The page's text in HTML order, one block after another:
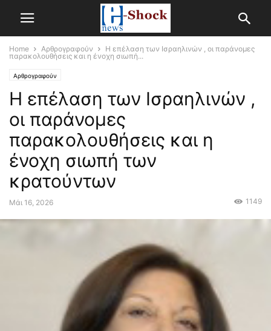
Home Αρθρογραφούν
Η επέλαση των Ισραηλινών , οι παράνομες
παρακολουθήσεις και η ένοχη σιωπή...
Αρθρογραφούν
Η επέλαση των Ισραηλινών ,
οι παράνομες
παρακολουθήσεις και η
ένοχη σιωπή των
κρατούντων
Μάι 16, 2026 1149